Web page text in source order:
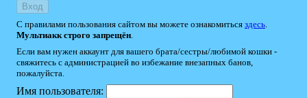
Вход
С правилами пользования сайтом вы можете ознакомиться здесь
Мультиакк строго запрещён
Если вам нужен аккаунт для вашего брата/сестры/любимой кошки -
свяжитесь с администрацией во избежание внезапных банов,
пожалуйста.
Имя пользователя: